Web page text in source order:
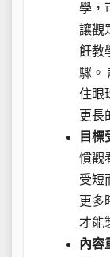
學，
讓觀
飪教
驟。
住眼
更長
目標
慣觀
受短
更多
才能
內容